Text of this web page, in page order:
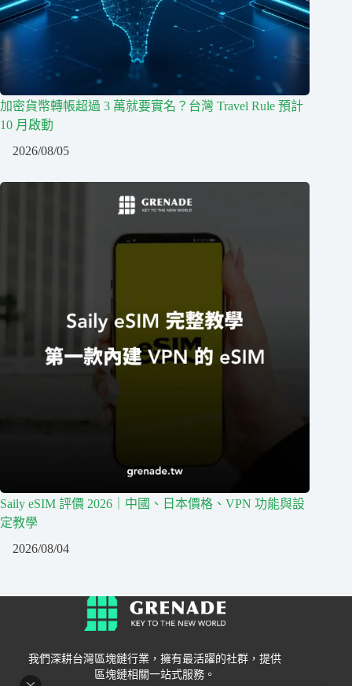
加密貨幣轉帳超過 3 萬就要實名？台灣 Travel Rule 預計
10 月啟動
2026/08/05
Saily eSIM 評價 2026｜中國、日本價格、VPN 功能與設
定教學
2026/08/04
我們深耕台灣區塊鏈行業，擁有最活躍的社群，提供
區塊鏈相關一站式服務。